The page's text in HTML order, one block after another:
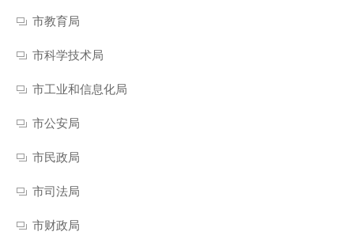
市教育局
市科学技术局
市工业和信息化局
市公安局
市民政局
市司法局
市财政局